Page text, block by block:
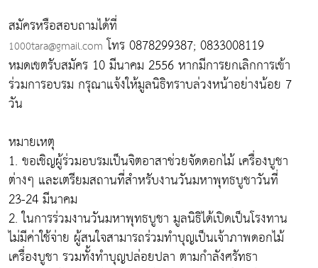
สมัครหรือสอบถามได้ที่
1000tara@gmail.com โทร 0878299387; 0833008119
หมดเขตรับสมัคร 10 มีนาคม 2556 หากมีการยกเลิกการเข้า
ร่วมการอบรม กรุณาแจ้งให้มูลนิธิทราบล่วงหน้าอย่างน้อย 7
วัน
หมายเหตุ
1. ขอเชิญผู้ร่วมอบรมเป็นจิตอาสาช่วยจัดดอกไม้ เครื่องบูชา
ต่างๆ และเตรียมสถานที่สำหรับงานวันมหาพุทธบูชาวันที่
23-24 มีนาคม
2. ในการร่วมงานวันมหาพุทธบูชา มูลนิธิได้เปิดเป็นโรงทาน
ไม่มีค่าใช้จ่าย ผู้สนใจสามารถร่วมทำบุญเป็นเจ้าภาพดอกไม้
เครื่องบูชา รวมทั้งทำบุญปล่อยปลา ตามกำลังศรัทธา